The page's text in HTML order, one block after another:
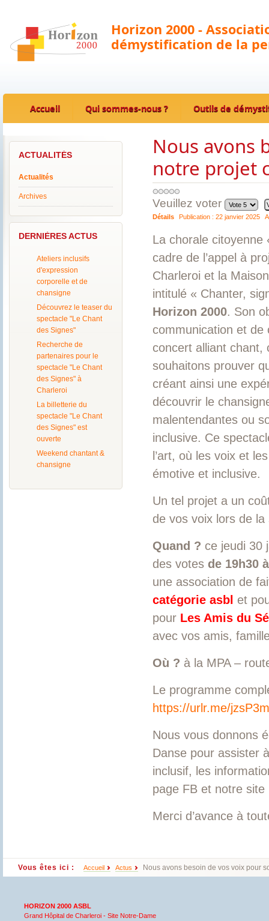
Horizon 2000 -
démystification de la
Accueil Qui sommes-nous ? Outils de
Nous avons
notre projet
Veuillez voter
Détails Publication : 22 janvier 2025
La chorale citoyenne
cadre de l’appel à
Charleroi et la
intitulé « Chanter,
Horizon 2000. Son
communication et de
concert alliant chant,
souhaitons prouver
créant ainsi une
découvrir le
malentendantes ou
inclusive. Ce
l’art, où les voix et
émotive et inclusive.
Un tel projet a un
de vos voix lors de
Quand ? ce jeudi 30
des votes de 19h30
une association de
catégorie asbl et
pourLes Amis du
avec vos amis,
Où ? à la MPA –
Le programme
https://urlr.me/jzsP3m
Nous vous donnons
Danse pour assister
inclusif, les
page FB et notre site
Merci d’avance à
ACTUALITÉS
Actualités
Archives
DERNIÈRES ACTUS
Ateliers inclusifs
d'expression
corporelle et de
chansigne
Découvrez le teaser du
spectacle "Le Chant
des Signes"
Recherche de
partenaires pour le
spectacle "Le Chant
des Signes" à
Charleroi
La billetterie du
spectacle "Le Chant
des Signes" est
ouverte
Weekend chantant &
chansigne
Vous êtes ici : Accueil Actus Nous avons besoin de vos voix pour
HORIZON 2000 ASBL
Grand Hôpital de Charleroi - Site Notre-Dame